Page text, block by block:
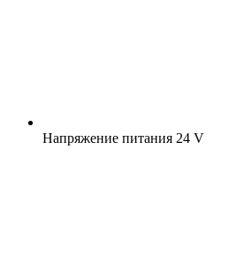
Напряжение питания 24 V